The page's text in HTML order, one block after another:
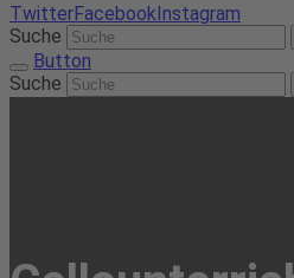
TwitterFacebookInstagram
Suche
Button
Suche